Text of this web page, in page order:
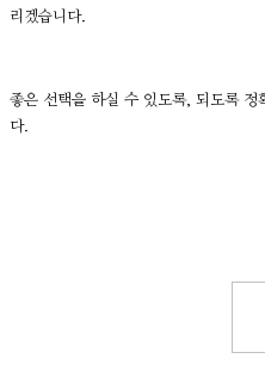
리겠습니다.
좋은 선택을 하실 수 있도록, 되도록 정
다.